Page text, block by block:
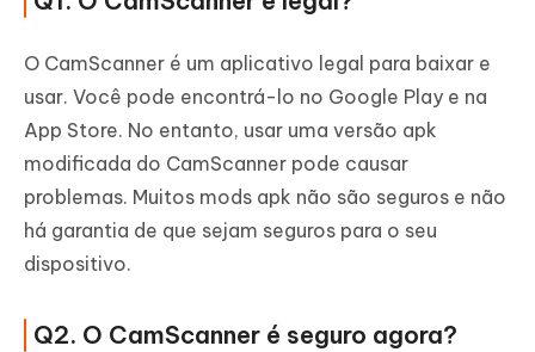
O CamScanner é um aplicativo legal para baixar e
usar. Você pode encontrá-lo no Google Play e na
App Store. No entanto, usar uma versão apk
modificada do CamScanner pode causar
problemas. Muitos mods apk não são seguros e não
há garantia de que sejam seguros para o seu
dispositivo.
Q2. O CamScanner é seguro agora?